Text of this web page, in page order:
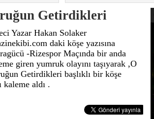
Getirdikleri
Yazar Hakan Solaker
daki köşe yazısına
-Rizespor Maçında bir anda
giren yumruk olayını taşıyarak ,O
Getirdikleri başlıklı bir köşe
kaleme aldı .